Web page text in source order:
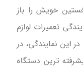
خویش را باز
تعمیرات لوازم
این نمایندگی، در
ترین دستگاه